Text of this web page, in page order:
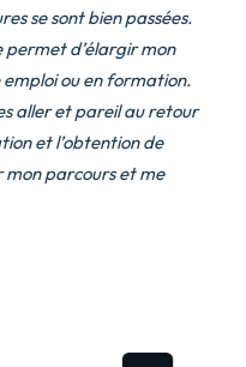
se sont bien passées.
permet d’élargir mon
ou en formation.
aller et pareil au retour
et l’obtention de
parcours et me